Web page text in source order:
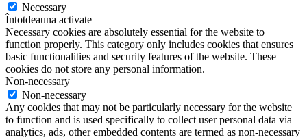
Necessary
Întotdeauna activate
Necessary cookies are absolutely essential for the website to
function properly. This category only includes cookies that ensures
basic functionalities and security features of the website. These
cookies do not store any personal information.
Non-necessary
Non-necessary
Any cookies that may not be particularly necessary for the website
to function and is used specifically to collect user personal data via
analytics, ads, other embedded contents are termed as non-necessary